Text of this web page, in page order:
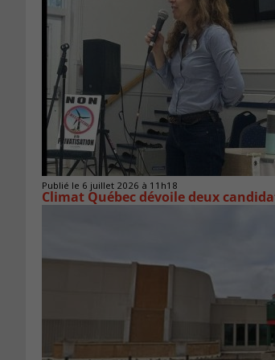
Publié le 6 juillet 2026 à 11h18
Climat Québec dévoile deux